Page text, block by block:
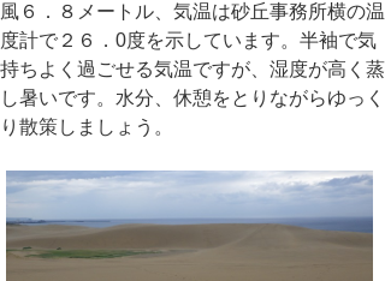
風６．８メートル、気温は砂丘事務所横の温
度計で２６．0度を示しています。半袖で気
持ちよく過ごせる気温ですが、湿度が高く蒸
し暑いです。水分、休憩をとりながらゆっく
り散策しましょう。